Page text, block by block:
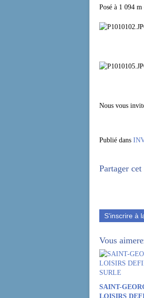
Posé à 1 094
A
Nous vous
Publié dans
Partager
S'inscrire à
Vous
SAINT-
LOISIRS